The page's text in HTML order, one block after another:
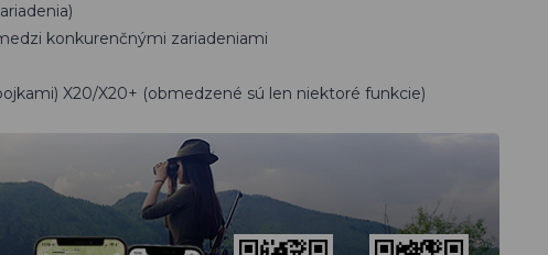
konkurenčnými zariadeniami
X20/X20+ (obmedzené sú len niektoré funkcie)